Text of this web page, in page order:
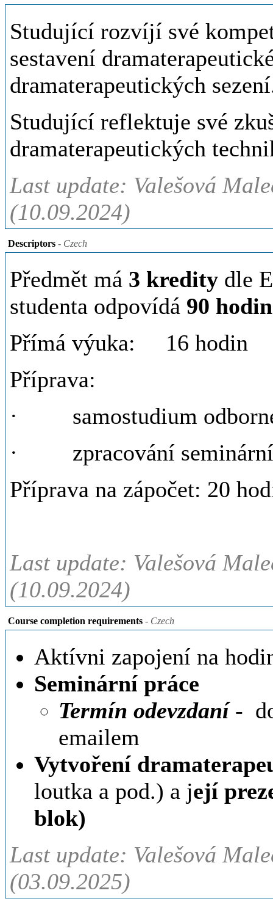
Studující rozvíjí své
sestavení
dramaterapeutických
Studující reflektuje své
dramaterapeutických
Last update: Valešová
(10.09.2024)
Descriptors - Czech
Předmět má 3 kredity dle
studenta odpovídá 90 hodin
Přímá výuka: 16
Příprava:
· samostudium
· zpracování seminární
Příprava na zápočet: 20
Last update: Valešová
(10.09.2024)
Course completion requirements - Czech
Aktívni zapojení na
Seminární práce
Termín odevzdaní -
emailem
Vytvoření
loutka a pod.) a její
blok)
Last update: Valešová
(03.09.2025)